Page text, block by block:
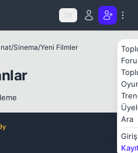
TR
Ara
Giriş
/Sinema/Yeni Filmler
Kapat